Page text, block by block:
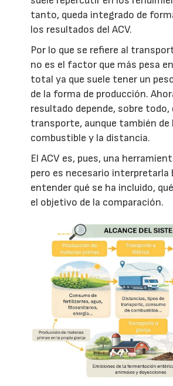
tanto, queda integrado de
los resultados del ACV.
Por lo que se refiere al
no es el factor que más pesa
total ya que suele tener un
de la forma de producción.
resultado depende, sobre todo,
transporte, aunque también de
combustible y la distancia.
El ACV es, pues, una
pero es necesario interpretarla
entender qué se ha incluido,
el objetivo de la comparación.